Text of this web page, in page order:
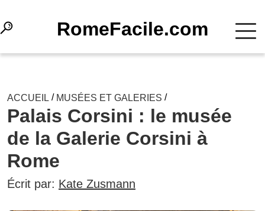
RomeFacile.com
ACCUEIL / MUSÉES ET GALERIES /
Palais Corsini : le musée
de la Galerie Corsini à
Rome
Écrit par: Kate Zusmann